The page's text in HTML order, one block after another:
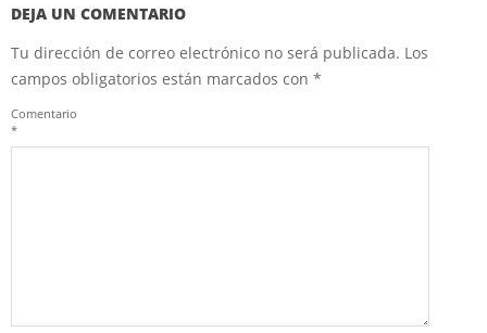
DEJA UN COMENTARIO
Tu dirección de correo electrónico no será publicada. Los
campos obligatorios están marcados con *
Comentario
*